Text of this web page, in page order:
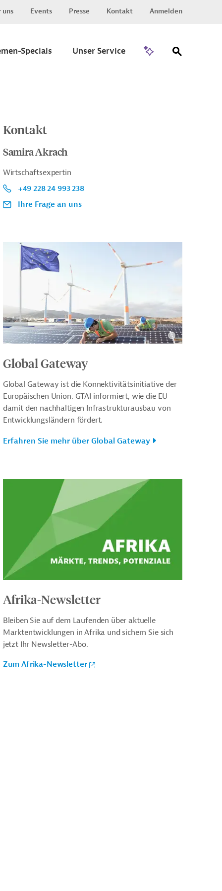
uns Events Presse Kontakt Anmelden
Specials Unser Service
Kontakt
Samira Akrach
Wirtschaftsexpertin
+49 228 24 993 238
Ihre Frage an uns
Global Gateway
Global Gateway ist die Konnektivitätsinitiative der
Europäischen Union. GTAI informiert, wie die EU
damit den nachhaltigen Infrastrukturausbau von
Entwicklungsländern fördert.
Erfahren Sie mehr über Global Gateway
Afrika-Newsletter
Bleiben Sie auf dem Laufenden über aktuelle
Marktentwicklungen in Afrika und sichern Sie sich
jetzt Ihr Newsletter-Abo.
Zum Afrika-Newsletter